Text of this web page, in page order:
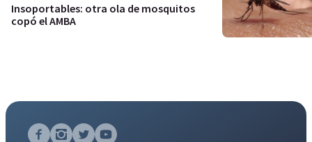
Insoportables: otra ola de mosquitos
copó el AMBA